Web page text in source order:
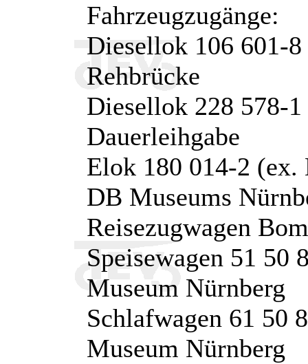
Fahrzeugzugänge:
Diesellok 106 601-
Rehbrücke
Diesellok 228 578-
Dauerleihgabe
Elok 180 014-2 (ex.
DB Museums
Reisezugwagen
Speisewagen 51 50
Museum Nürnberg
Schlafwagen 61 50
Museum Nürnberg